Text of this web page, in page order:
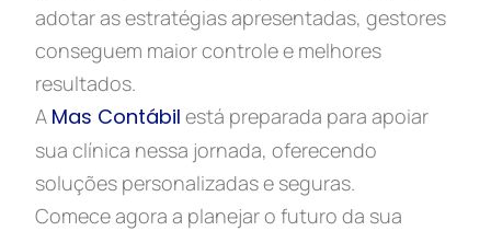
adotar as estratégias apresentadas, gestores
conseguem maior controle e melhores
resultados.
A Mas Contábil está preparada para apoiar
sua clínica nessa jornada, oferecendo
soluções personalizadas e seguras.
Comece agora a planejar o futuro da sua